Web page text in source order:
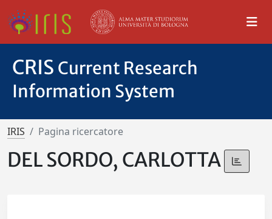
CRIS Current Research
Information System
IRIS Pagina ricercatore
DEL SORDO, CARLOTTA